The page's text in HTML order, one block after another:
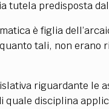
tutela predisposta
è figlia del
tali, non erano
riguardante le
disciplina